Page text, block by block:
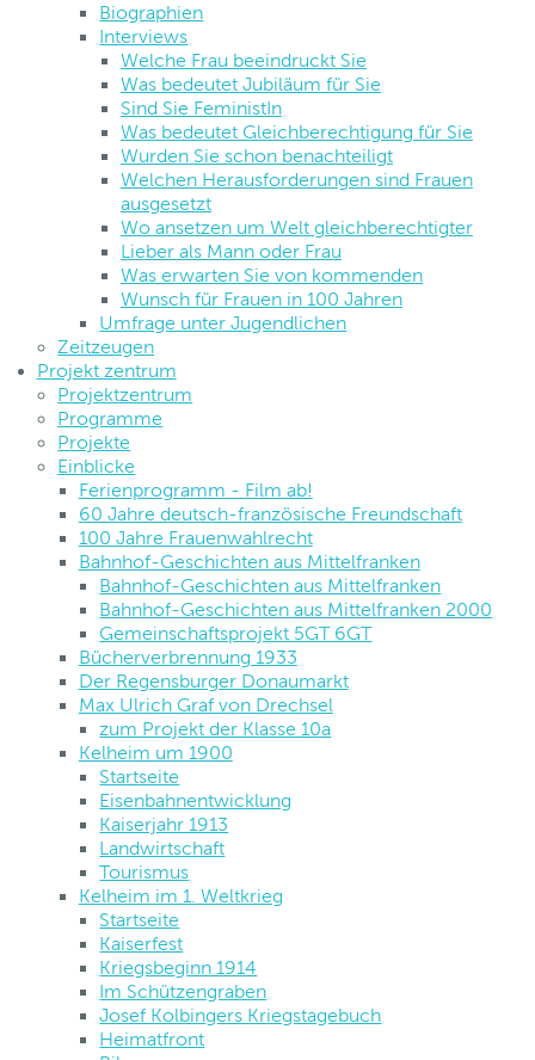
Biographien
Interviews
Welche Frau beeindruckt Sie
Was bedeutet Jubiläum für Sie
Sind Sie FeministIn
Was bedeutet Gleichberechtigung für Sie
Wurden Sie schon benachteiligt
Welchen Herausforderungen sind Frauen
ausgesetzt
Wo ansetzen um Welt gleichberechtigter
Lieber als Mann oder Frau
Was erwarten Sie von kommenden
Wunsch für Frauen in 100 Jahren
Umfrage unter Jugendlichen
Zeitzeugen
Projekt zentrum
Projektzentrum
Programme
Projekte
Einblicke
Ferienprogramm - Film ab!
60 Jahre deutsch-französische Freundschaft
100 Jahre Frauenwahlrecht
Bahnhof-Geschichten aus Mittelfranken
Bahnhof-Geschichten aus Mittelfranken
Bahnhof-Geschichten aus Mittelfranken 2000
Gemeinschaftsprojekt 5GT 6GT
Bücherverbrennung 1933
Der Regensburger Donaumarkt
Max Ulrich Graf von Drechsel
zum Projekt der Klasse 10a
Kelheim um 1900
Startseite
Eisenbahnentwicklung
Kaiserjahr 1913
Landwirtschaft
Tourismus
Kelheim im 1. Weltkrieg
Startseite
Kaiserfest
Kriegsbeginn 1914
Im Schützengraben
Josef Kolbingers Kriegstagebuch
Heimatfront